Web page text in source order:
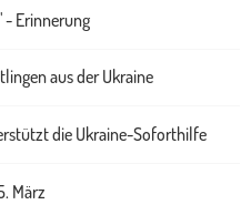
- Erinnerung
aus der Ukraine
die Ukraine-Soforthilfe
März